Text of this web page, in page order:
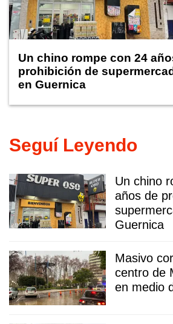
Un chino rompe con 24
prohibición de
en Guernica
Seguí Leyendo
Un chino
años de
Guernica
Masivo
centro de
en medio